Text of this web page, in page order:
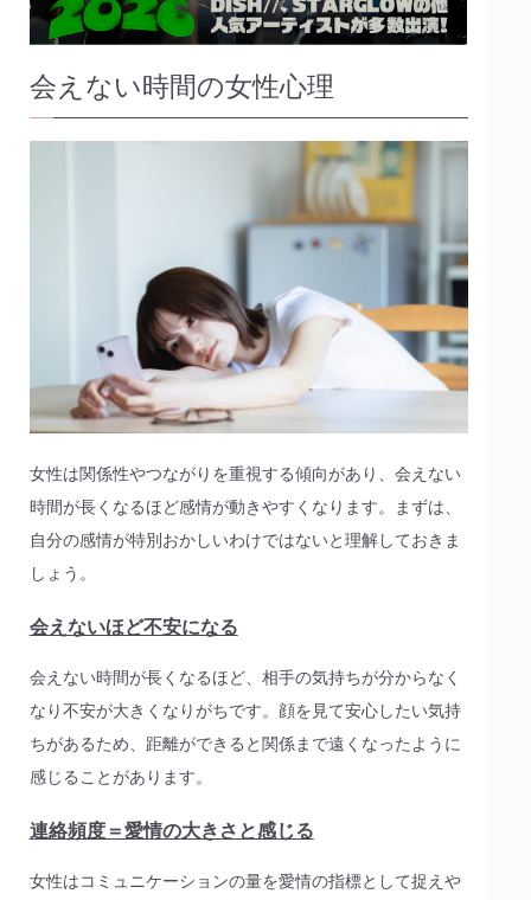
会えない時間の女性心理
女性は関係性やつながりを重視する傾向があり、会えない
時間が長くなるほど感情が動きやすくなります。まずは、
自分の感情が特別おかしいわけではないと理解しておきま
しょう。
会えないほど不安になる
会えない時間が長くなるほど、相手の気持ちが分からなく
なり不安が大きくなりがちです。顔を見て安心したい気持
ちがあるため、距離ができると関係まで遠くなったように
感じることがあります。
連絡頻度＝愛情の大きさと感じる
女性はコミュニケーションの量を愛情の指標として捉えや